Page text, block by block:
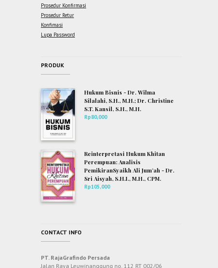
Prosedur Konfirmasi
Prosedur Retur
Konfimasi
Lupa Password
PRODUK
Hukum Bisnis - Dr. Wilma
Silalahi, S.H., M.H.; Dr. Christine
S.T. Kansil, S.H., M.H.
Rp80,000
Reinterpretasi Hukum Khitan
Perempuan: Analisis
PemikiranSyaikh Ali Jum’ah - Dr.
Sri Aisyah, S.H.I., M.H., CPM.
Rp105,000
CONTACT INFO
PT. RajaGrafindo Persada
Jalan Raya Leuwinanggung no. 112 RT 002/06